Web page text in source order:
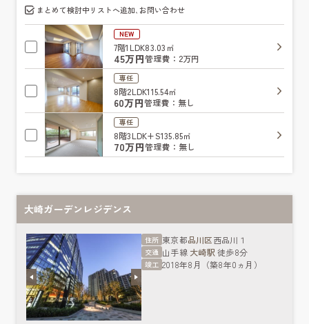
まとめて検討中リストへ追加､お問い合わせ
NEW
7階1LDK83.03㎡
45万円管理費：2万円
専任
8階2LDK115.54㎡
60万円管理費：無し
専任
8階3LDK+S135.85㎡
70万円管理費：無し
大崎ガーデンレジデンス
住所 東京都品川区西品川１
交通 山手線 大崎駅 徒歩8分
竣工 2018年8月（築8年0ヵ月）